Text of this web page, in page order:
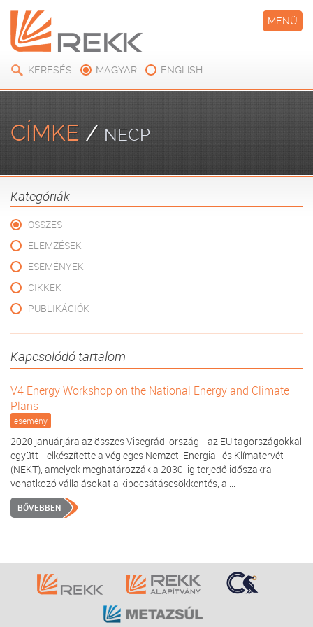
KERESÉS MAGYAR ENGLISH
MENÜ
CÍMKE / NECP
Kategóriák
ÖSSZES
ELEMZÉSEK
ESEMÉNYEK
CIKKEK
PUBLIKÁCIÓK
Kapcsolódó tartalom
V4 Energy Workshop on the National Energy and Climate
Plans
esemény
2020 januárjára az összes Visegrádi ország - az EU tagországokkal
együtt - elkészítette a végleges Nemzeti Energia- és Klímatervét
(NEKT), amelyek meghatározzák a 2030-ig terjedő időszakra
vonatkozó vállalásokat a kibocsátáscsökkentés, a ...
BŐVEBBEN